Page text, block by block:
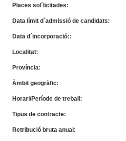
Places sol´licitades:
Data límit d´admissió de candidats:
Data d´incorporació::
Localitat:
Província:
Àmbit geogràfic:
Horari/Període de treball:
Tipus de contracte:
Retribució bruta anual: